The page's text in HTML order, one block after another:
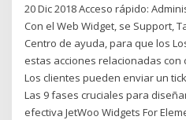
20 Dic 2018 Acceso rápido:
Con el Web Widget, se Support,
Centro de ayuda, para que los
estas acciones relacionadas con
Los clientes pueden enviar un
Las 9 fases cruciales para
efectiva JetWoo Widgets For